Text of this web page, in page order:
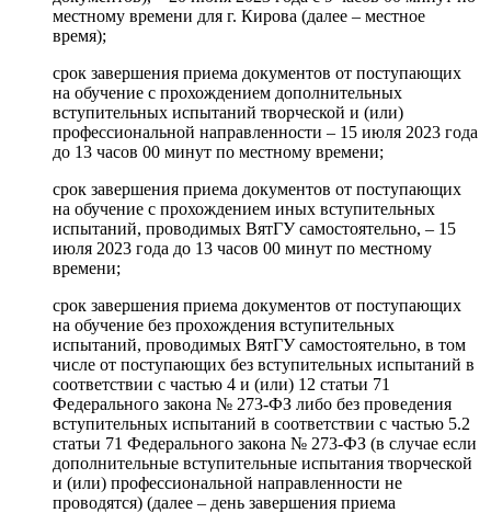
местному времени для г. Кирова (далее – местное
время);
срок завершения приема документов от поступающих
на обучение с прохождением дополнительных
вступительных испытаний творческой и (или)
профессиональной направленности – 15 июля 2023 года
до 13 часов 00 минут по местному времени;
срок завершения приема документов от поступающих
на обучение с прохождением иных вступительных
испытаний, проводимых ВятГУ самостоятельно, – 15
июля 2023 года до 13 часов 00 минут по местному
времени;
срок завершения приема документов от поступающих
на обучение без прохождения вступительных
испытаний, проводимых ВятГУ самостоятельно, в том
числе от поступающих без вступительных испытаний в
соответствии с частью 4 и (или) 12 статьи 71
Федерального закона № 273-ФЗ либо без проведения
вступительных испытаний в соответствии с частью 5.2
статьи 71 Федерального закона № 273-ФЗ (в случае если
дополнительные вступительные испытания творческой
и (или) профессиональной направленности не
проводятся) (далее – день завершения приема